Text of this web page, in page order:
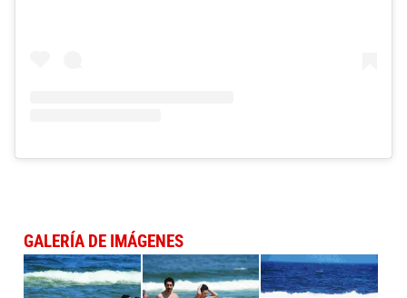
GALERÍA DE IMÁGENES